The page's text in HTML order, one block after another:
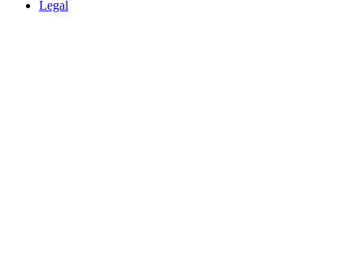
Legal